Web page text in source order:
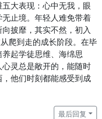
大表现：心中无我，眼
止境。年轻人难免带着
披靡，其实不然，初入
爬到走的成长阶段。在毕
起学徒思维、海绵思
灵总是敞开的，能随时
他们时刻都能感受到成
最后回复